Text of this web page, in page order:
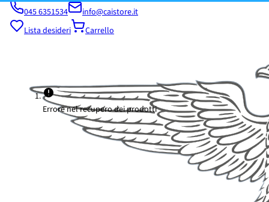
045 6351534
info@caistore.it
Lista desideri
Carrello
Errore nel recupero dei prodotti